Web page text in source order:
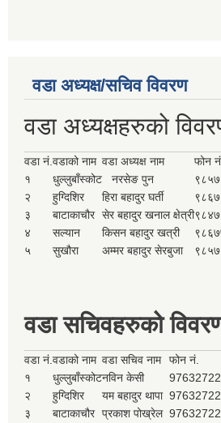
वडा अध्यक्ष/सचिव विवरण
वडा अध्यक्षहरुको
वडा नं. वडाको नाम वडा अध्यक्ष नाम
फोन नं.
१
धुल्लुबाँस्कोट नरसेङ पुन
२
हुग्दिशिर हिरा बहादुर घर्ती
३
बाटाकाचौर सेर बहादुर खनाल क्षेत्री
४
सल्यान किसन बहादुर खत्री
५
सुखौरा अम्मर बहादुर सेरबुजा
वडा सचिवहरुको
वडा नं. वडाको नाम वडा सचिव नाम
फोन नं.
१
धुल्लुबाँस्कोटनविन केसी
२
हुग्दिशिर यम बहादुर थापा
३
बाटाकाचौर प्रकाश पोख्रेल